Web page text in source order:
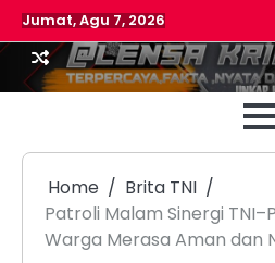
Skip
to
content
Jumat, Agu 7, 2026
Home
Brita TNI
Patroli Malam Sinergi
Warga Merasa Aman dan